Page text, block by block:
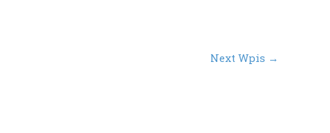
Next Wpis →